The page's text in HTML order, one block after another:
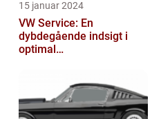
15 januar 2024
VW Service: En
dybdegående indsigt i
optimal